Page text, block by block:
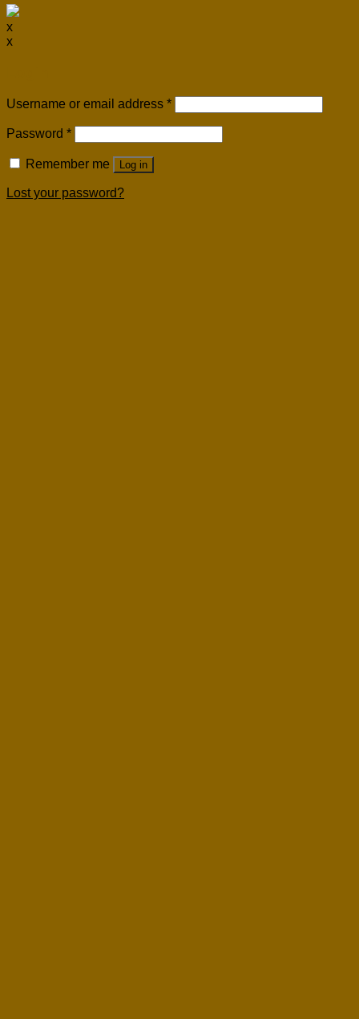
x
x
Username or email address *
Password *
Remember me Log in
Lost your password?